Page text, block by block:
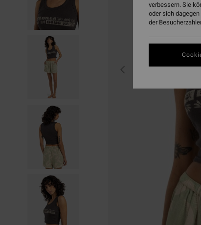
verbessern. Sie
oder sich
der